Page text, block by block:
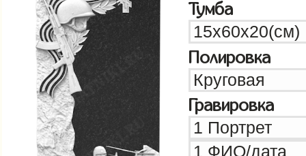
Тумба
Полировка
Гравировка